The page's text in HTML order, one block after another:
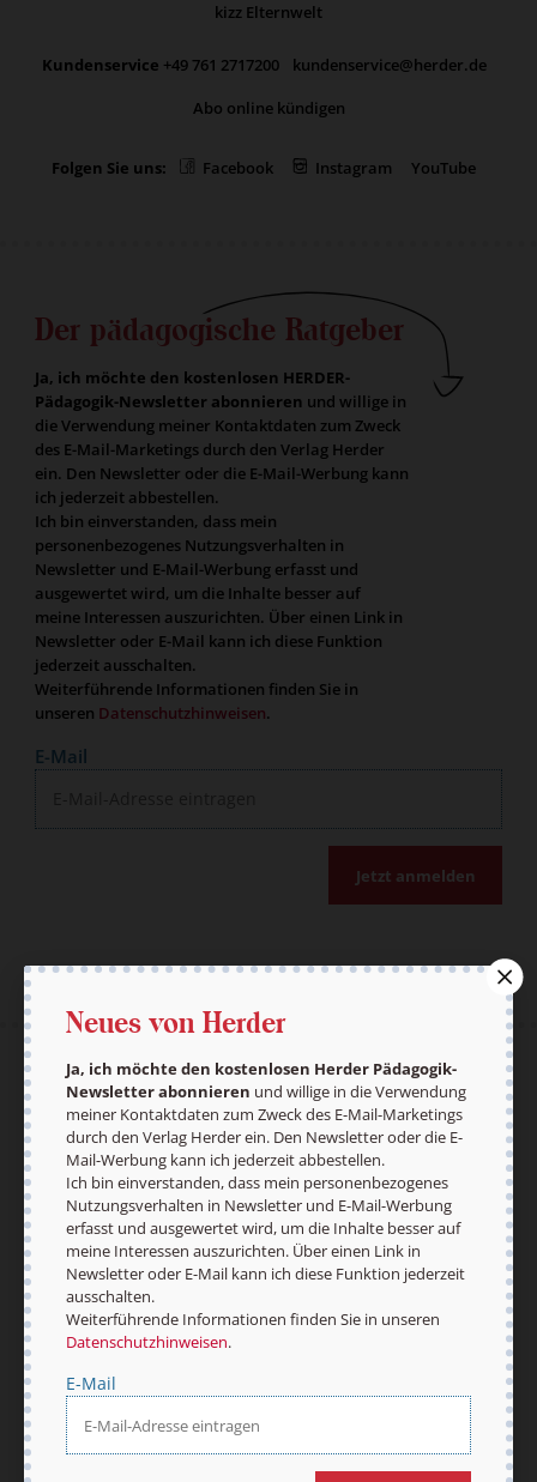
kizz Elternwelt
Kundenservice +49 761 2717200
kundenservice@herder.de
Abo online kündigen
Folgen Sie uns: Facebook Instagram YouTube
Der pädagogische Ratgeber
Ja, ich möchte den kostenlosen HERDER-
Pädagogik-Newsletter abonnieren und willige in
die Verwendung meiner Kontaktdaten zum Zweck
des E-Mail-Marketings durch den Verlag Herder
ein. Den Newsletter oder die E-Mail-Werbung kann
ich jederzeit abbestellen.
Ich bin einverstanden, dass mein
personenbezogenes Nutzungsverhalten in
Newsletter und E-Mail-Werbung erfasst und
ausgewertet wird, um die Inhalte besser auf
meine Interessen auszurichten. Über einen Link in
Newsletter oder E-Mail kann ich diese Funktion
jederzeit ausschalten.
Weiterführende Informationen finden Sie in
unseren Datenschutzhinweisen.
E-Mail
Jetzt anmelden
AGB und Widerrufsbelehrung
Datenschutz
Barrierefreiheit
Impressum
Vertrag widerrufen Abo online kündigen
Neues von Herder
Ja, ich möchte den kostenlosen Herder Pädagogik-
Newsletter abonnieren und willige in die Verwendung
meiner Kontaktdaten zum Zweck des E-Mail-Marketings
durch den Verlag Herder ein. Den Newsletter oder die E-
Mail-Werbung kann ich jederzeit abbestellen.
Ich bin einverstanden, dass mein personenbezogenes
Nutzungsverhalten in Newsletter und E-Mail-Werbung
erfasst und ausgewertet wird, um die Inhalte besser auf
meine Interessen auszurichten. Über einen Link in
Newsletter oder E-Mail kann ich diese Funktion jederzeit
ausschalten.
Weiterführende Informationen finden Sie in unseren
Datenschutzhinweisen.
E-Mail